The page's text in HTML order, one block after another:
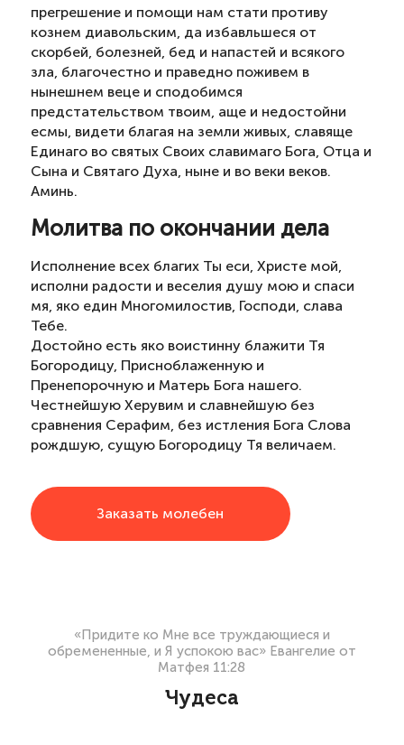
прегрешение и помощи нам стати противу
кознем диавольским, да избавльшеся от
скорбей, болезней, бед и напастей и всякого
зла, благочестно и праведно поживем в
нынешнем веце и сподобимся
предстательством твоим, аще и недостойни
есмы, видети благая на земли живых, славяще
Единаго во святых Своих славимаго Бога, Отца и
Сына и Святаго Духа, ныне и во веки веков.
Аминь.
Молитва по окончании дела
Исполнение всех благих Ты еси, Христе мой,
исполни радости и веселия душу мою и спаси
мя, яко един Многомилостив, Господи, слава
Тебе.
Достойно есть яко воистинну блажити Тя
Богородицу, Присноблаженную и
Пренепорочную и Матерь Бога нашего.
Честнейшую Херувим и славнейшую без
сравнения Серафим, без истления Бога Слова
рождшую, сущую Богородицу Тя величаем.
Заказать молебен
«Придите ко Мне все труждающиеся и
обремененные, и Я успокою вас» Евангелие от
Матфея 11:28
Чудеса